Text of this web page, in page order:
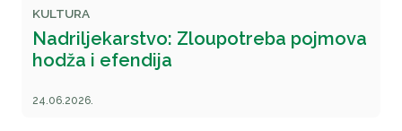
KULTURA
Nadriljekarstvo: Zloupotreba pojmova
hodža i efendija
24.06.2026.